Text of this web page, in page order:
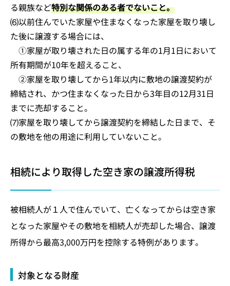
る親族など特別な関係のある者でないこと。
⑹以前住んでいた家屋や住まなくなった家屋を取り壊し
た後に譲渡する場合には、
①家屋が取り壊された日の属する年の1月1日において
所有期間が10年を超えること、
②家屋を取り壊してから1年以内に敷地の譲渡契約が
締結され、かつ住まなくなった日から3年目の12月31日
までに売却すること。
⑺家屋を取り壊してから譲渡契約を締結した日まで、そ
の敷地を他の用途に利用していないこと。
相続により取得した空き家の譲渡所得税
被相続人が１人で住んでいて、亡くなってからは空き家
となった家屋やその敷地を相続人が売却した場合、譲渡
所得から最高3,000万円を控除する特例があります。
対象となる財産